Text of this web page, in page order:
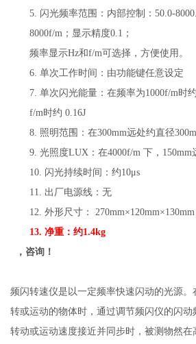
5. 闪光频率范围：内部控制：50.0-
8000f/m；显示精度0.1；
频率显示Hz和f/m可选择，方便使用。
6. 单次工作时间：由功能键任意设定
7. 单次闪光能量：在频率为1000f/m时
f/m时约 0.16J
8. 照明范围：在300mm远处约直径
9. 光照度LUX：在4000f/m 下，150mm
10. 闪光持续时间：约10μs
11. 出厂电源线：无
12. 外形尺寸： 270mm×120mm×130mm
13.净重：约1.4kg
，咨询！
频闪转速仪是以一定频率快速闪动的光源。
转或运动的物体时，通过调节频闪仪的闪动
转动或运动速度接近并同步时，被测物然